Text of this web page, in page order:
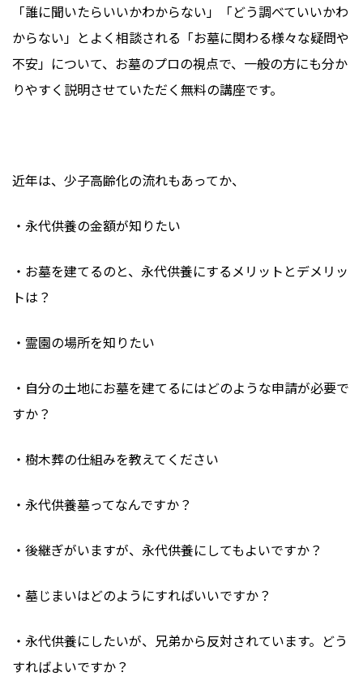
「誰に聞いたらいいかわからない」「どう調べていいかわ
からない」とよく相談される「お墓に関わる様々な疑問や
不安」について、お墓のプロの視点で、一般の方にも分か
りやすく説明させていただく無料の講座です。
近年は、少子高齢化の流れもあってか、
・永代供養の金額が知りたい
・お墓を建てるのと、永代供養にするメリットとデメリッ
トは？
・霊園の場所を知りたい
・自分の土地にお墓を建てるにはどのような申請が必要で
すか？
・樹木葬の仕組みを教えてください
・永代供養墓ってなんですか？
・後継ぎがいますが、永代供養にしてもよいですか？
・墓じまいはどのようにすればいいですか？
・永代供養にしたいが、兄弟から反対されています。どう
すればよいですか？